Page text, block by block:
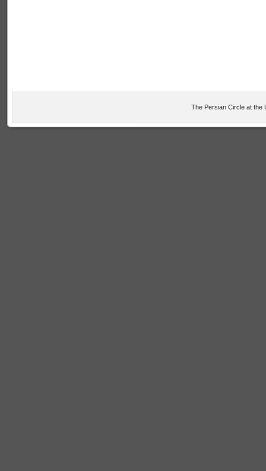
The Persian Circle at